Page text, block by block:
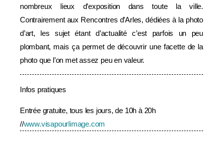
nombreux lieux d’exposition dans toute la ville.
Contrairement aux Rencontres d’Arles, dédiées à la photo
d’art, les sujet étant d’actualité c’est parfois un peu
plombant, mais ça permet de découvrir une facette de la
photo que l’on met assez peu en valeur.
Infos pratiques
Entrée gratuite, tous les jours, de 10h à 20h
//www.visapourlimage.com